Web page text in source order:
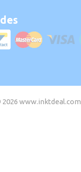
2026 www.inktdeal.com